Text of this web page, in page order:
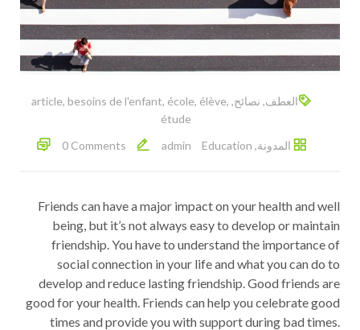
العطف, نصائح,
article, besoins de l'enfant, école, élève,
étude
المدونة,
Education
admin
0 Comments
Friends can have a major impact on your health and well
being, but it’s not always easy to develop or maintain
friendship. You have to understand the importance of
social connection in your life and what you can do to
develop and reduce lasting friendship. Good friends are
good for your health. Friends can help you celebrate good
times and provide you with support during bad times.